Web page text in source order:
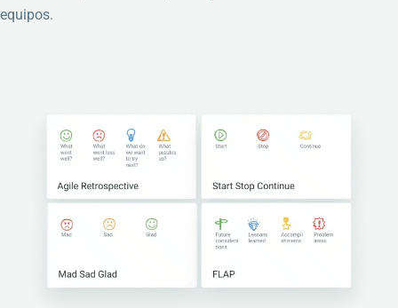
equipos.